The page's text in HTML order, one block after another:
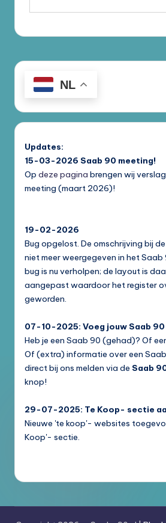
NL
Updates:
15-03-2026 Saab 90 meeting!
Op deze pagina brengen wij
meeting (maart 2026)!
19-02-2026
Bug opgelost. De omschrijving bij
niet meer weergegeven in het Saab
bug is nu verholpen; de layout is
aangepast waardoor het register
geworden.
07-10-2025: Voeg jouw Saab
Heb je een Saab 90 (gehad)? Of
Of (extra) informatie over een
direct bij ons melden via de Saab
knop!
29-07-2025: Te Koop- sectie
Nieuwe 'te koop'- websites
Koop'- sectie.